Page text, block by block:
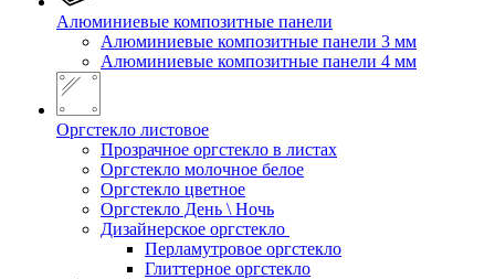
Алюминиевые композитные панели
Алюминиевые композитные панели 3 мм
Алюминиевые композитные панели 4 мм
Оргстекло листовое
Прозрачное оргстекло в листах
Оргстекло молочное белое
Оргстекло цветное
Оргстекло День \ Ночь
Дизайнерское оргстекло
Перламутровое оргстекло
Глиттерное оргстекло